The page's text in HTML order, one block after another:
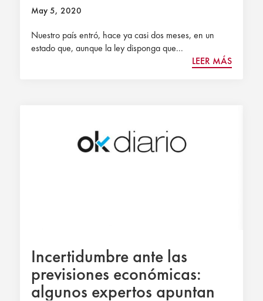
May 5, 2020
Nuestro país entró, hace ya casi dos meses, en un
estado que, aunque la ley disponga que...
LEER MÁS
Incertidumbre ante las
previsiones económicas:
algunos expertos apuntan